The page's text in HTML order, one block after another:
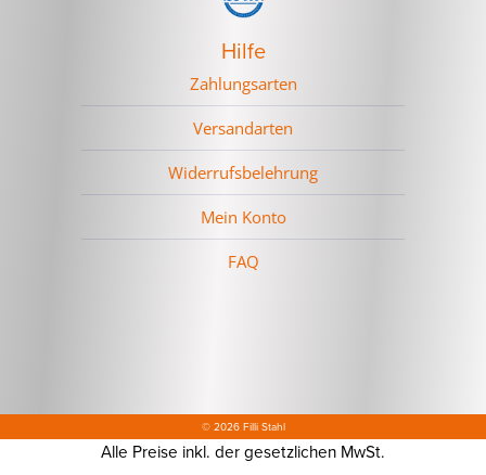
Hilfe
Zahlungsarten
Versandarten
Widerrufsbelehrung
Mein Konto
FAQ
© 2026 Filli Stahl
Alle Preise inkl. der gesetzlichen MwSt.